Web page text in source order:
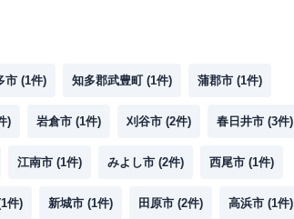
市 (1件) 知多郡武豊町 (1件) 蒲郡市 (1件)
) 岩倉市 (1件) 刈谷市 (2件) 春日井市 (3件)
江南市 (1件) みよし市 (2件) 西尾市 (1件)
1件) 新城市 (1件) 田原市 (2件) 高浜市 (1件)